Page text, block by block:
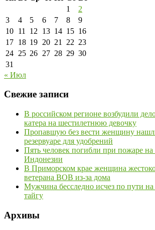
1
2
3
4 5 6 7 8
9
10 11 12 13 14 15 16
17 18 19 20 21 22 23
24 25 26 27 28 29 30
31
« Июл
Свежие записи
В российском регионе возбудили
катера на шестилетнюю девочку
Пропавшую без вести женщину
резервуаре для удобрений
Пять человек погибли при пожаре на
Индонезии
В Приморском крае женщина
ветерана ВОВ из-за дома
Мужчина бесследно исчез по пути на
тайгу
Архивы